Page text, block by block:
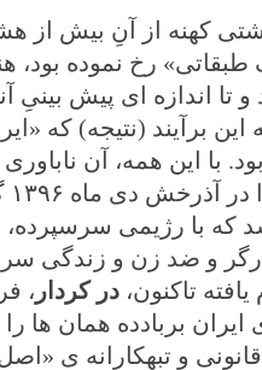
کهنه از آنِ بیش
طبقاتی» رخ نموده بود،
و تا اندازه ای پیش بینیِ
برآیند (نتیجه) که
با این همه، آن ناباوری
با رژیمی سرسپرده،
و ضد زن و زندگی سر
تاکنون، در کردار ،
بربادده همان ها